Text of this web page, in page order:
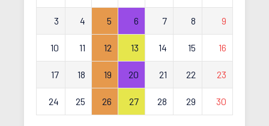
3 4 5 6 7 8 9
10 11 12 13 14 15 16
17 18 19 20 21 22 23
24 25 26 27 28 29 30